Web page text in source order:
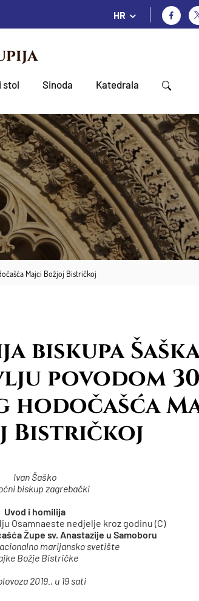
HR
stol Sinoda Katedrala
Majci Božjoj Bistričkoj
biskupa
povodom
hodočašća
Bistričkoj
Ivan Šaško
biskup zagrebački
Uvod i homilija
Osamnaeste nedjelje kroz godinu (C)
Župe sv. Anastazije u Samoboru
marijansko svetište
Božje Bistričke
2019., u 19 sati